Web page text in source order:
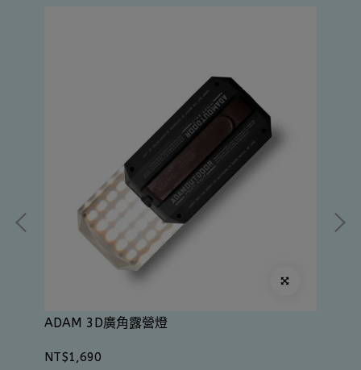
ADAM 3D廣角露營燈
NT$1,690